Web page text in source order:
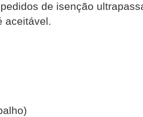
de isenção
aceitável.